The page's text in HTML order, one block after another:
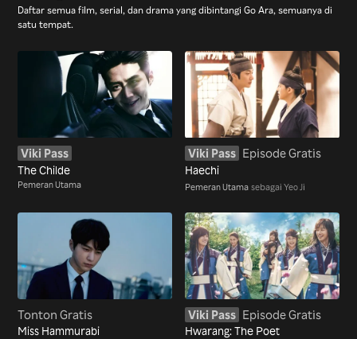
Daftar semua film, serial, dan drama yang dibintangi Go Ara, semuanya di
satu tempat.
Viki Pass
The Childe
Pemeran Utama
Viki Pass Episode Gratis
Haechi
Pemeran Utama sebagai Yeo Ji
Tonton Gratis
Miss Hammurabi
Viki Pass Episode Gratis
Hwarang: The Poet